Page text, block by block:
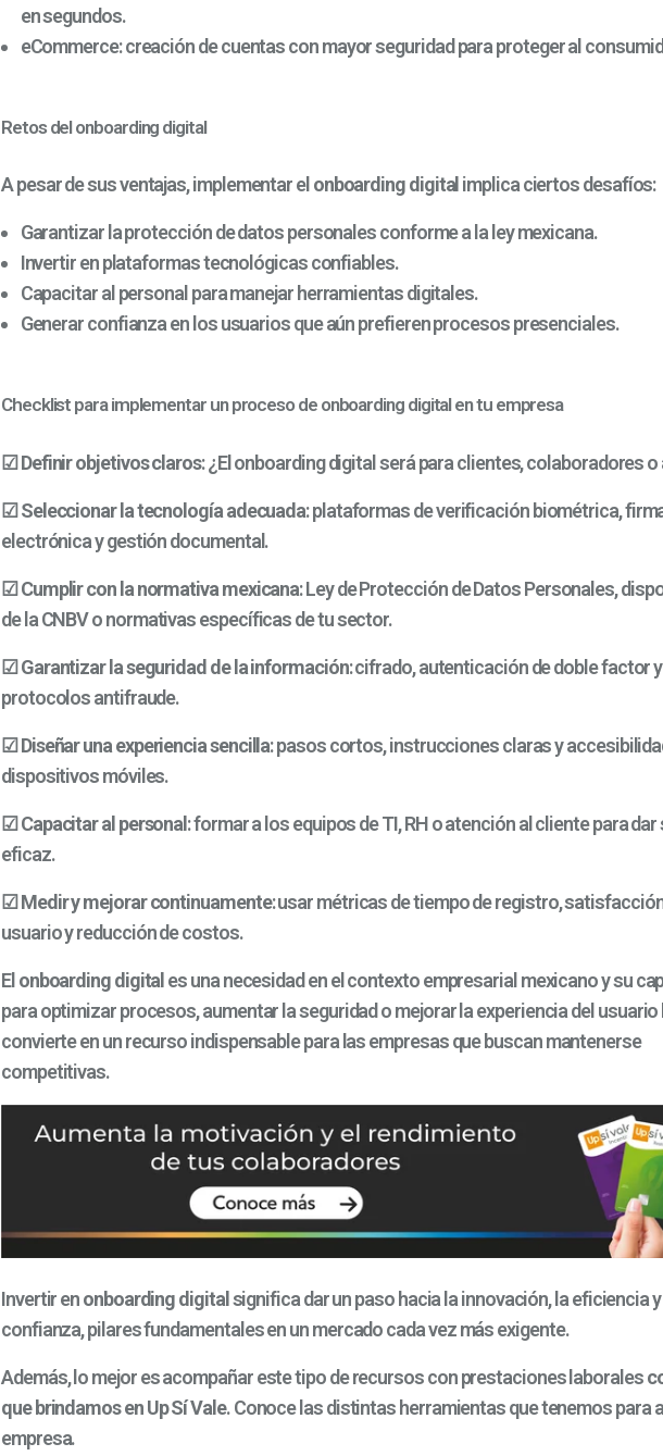
en segundos.
eCommerce:creación de cuentas con mayor seguridad para proteger al
Retos del onboarding digital
A pesar de sus ventajas, implementar el onboarding digital implica ciertos desafíos:
Garantizar la protección de datos personales conforme a la ley mexicana.
Invertir en plataformas tecnológicas confiables.
Capacitar al personal para manejar herramientas digitales.
Generar confianza en los usuarios que aún prefieren procesos presenciales.
Checklist para implementar un proceso de onboarding digital en tu empresa
☑Definir objetivos claros: ¿El onboarding digital será para clientes, colaboradores o
☑Seleccionar la tecnología adecuada: plataformas de verificación biométrica,
electrónica y gestión documental.
☑Cumplir con la normativa mexicana: Ley de Protección de Datos Personales,
de la CNBV o normativas específicas de tu sector.
☑Garantizar la seguridad de la información: cifrado, autenticación de doble factor y
protocolos antifraude.
☑Diseñar una experiencia sencilla: pasos cortos, instrucciones claras y
dispositivos móviles.
☑Capacitar al personal: formar a los equipos de TI, RH o atención al cliente para
eficaz.
☑Medir y mejorar continuamente: usar métricas de tiempo de registro,
usuario y reducción de costos.
Elonboarding digitales una necesidad en el contexto empresarial mexicano y su
para optimizar procesos, aumentar la seguridad o mejorar la experiencia del usuario
convierte en un recurso indispensable para las empresas que buscan mantenerse
competitivas.
Invertir enonboarding digital significa dar un paso hacia la innovación, la eficiencia
confianza, pilares fundamentales en un mercado cada vez más exigente.
Además, lo mejor es acompañar este tipo de recursos con prestaciones laborales
que brindamos en Up Sí Vale. Conoce las distintas herramientas que tenemos para
empresa.